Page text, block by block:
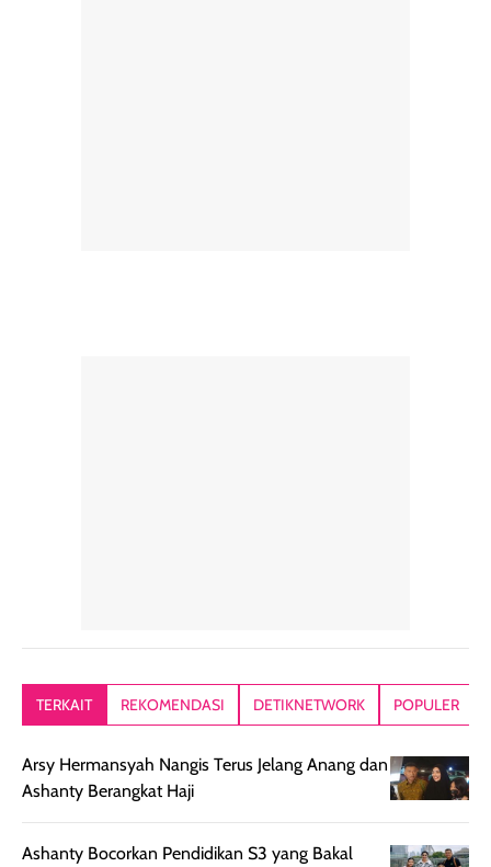
TERKAIT REKOMENDASI DETIKNETWORK POPULER
Arsy Hermansyah Nangis Terus Jelang Anang dan
Ashanty Berangkat Haji
Ashanty Bocorkan Pendidikan S3 yang Bakal